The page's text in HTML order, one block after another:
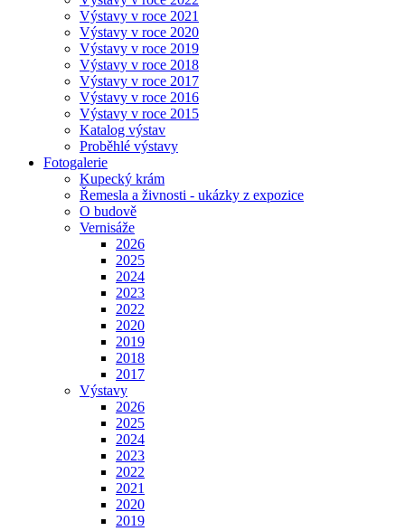
Výstavy v roce 2021
Výstavy v roce 2020
Výstavy v roce 2019
Výstavy v roce 2018
Výstavy v roce 2017
Výstavy v roce 2016
Výstavy v roce 2015
Katalog výstav
Proběhlé výstavy
Fotogalerie
Kupecký krám
Řemesla a živnosti - ukázky z expozice
O budově
Vernisáže
2026
2025
2024
2023
2022
2020
2019
2018
2017
Výstavy
2026
2025
2024
2023
2022
2021
2020
2019